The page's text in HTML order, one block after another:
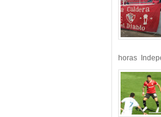
horas